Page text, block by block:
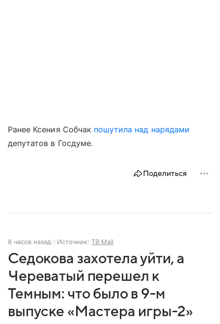
Ранее Ксения Собчак пошутила над нарядами
депутатов в Госдуме.
Поделиться
8 часов назад Источник: ТВ Mail
Седокова захотела уйти, а
Череватый перешел к
Темным: что было в 9-м
выпуске «Мастера игры-2»